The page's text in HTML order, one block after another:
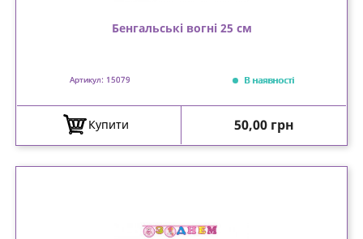
Бенгальські вогні 25 см
Артикул: 15079 В наявності
Купити Ціна
50,00 грн